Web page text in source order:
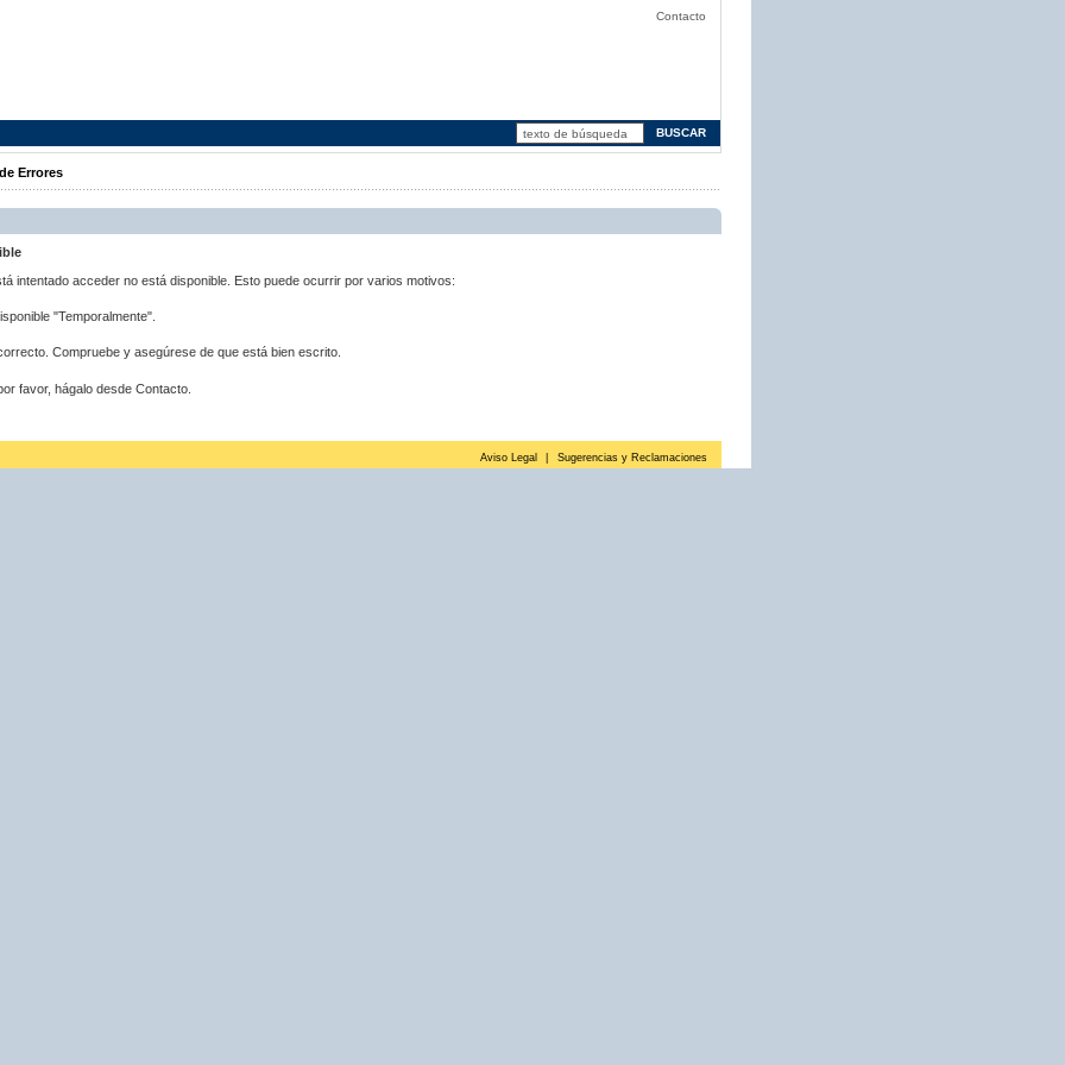
Contacto
Errores
intentado acceder no está disponible. Esto puede ocurrir por varios motivos:
"Temporalmente".
Compruebe y asegúrese de que está bien escrito.
favor, hágalo desde Contacto.
Aviso Legal Sugerencias y Reclamaciones